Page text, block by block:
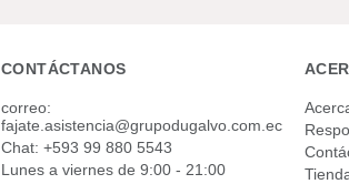
CONTÁCTANOS
correo:
fajate.asistencia@grupodugalvo.com.ec
Chat: +593 99 880 5543
Lunes a viernes de 9:00 - 21:00